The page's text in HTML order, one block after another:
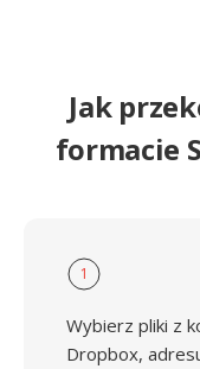
Jak
formacie
1
Wybierz pliki z
Dropbox,